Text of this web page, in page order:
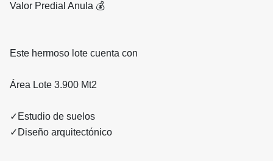
Valor Predial Anula 💰
Este hermoso lote cuenta con
Área Lote 3.900 Mt2
✓Estudio de suelos
✓Diseño arquitectónico